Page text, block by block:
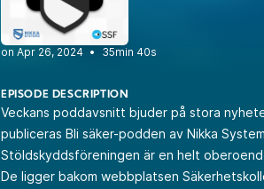
• 35min 40s
EPISODE DESCRIPTION
Veckans poddavsnitt bjuder på stora
publiceras Bli säker-podden av Nikka
Stöldskyddsföreningen är en helt
De ligger bakom webbplatsen